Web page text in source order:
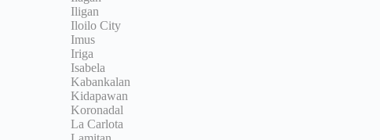
Iligan
Iloilo City
Imus
Iriga
Isabela
Kabankalan
Kidapawan
Koronadal
La Carlota